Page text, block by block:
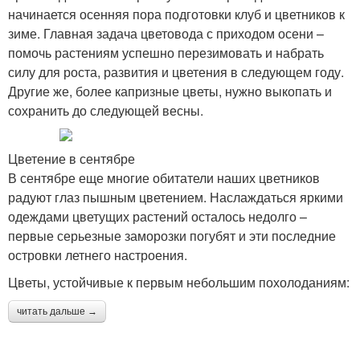
начинается осенняя пора подготовки клуб и цветников к
зиме. Главная задача цветовода с приходом осени –
помочь растениям успешно перезимовать и набрать
силу для роста, развития и цветения в следующем году.
Другие же, более капризные цветы, нужно выкопать и
сохранить до следующей весны.
Цветение в сентябре
В сентябре еще многие обитатели наших цветников
радуют глаз пышным цветением. Наслаждаться яркими
одеждами цветущих растений осталось недолго –
первые серьезные заморозки погубят и эти последние
островки летнего настроения.
Цветы, устойчивые к первым небольшим похолоданиям:
читать дальше →